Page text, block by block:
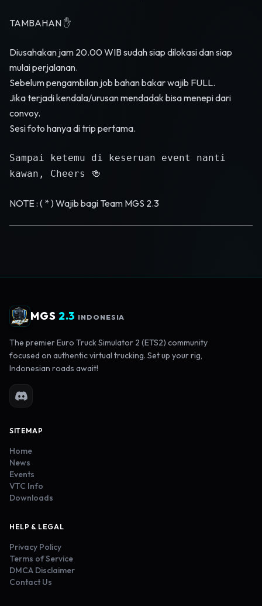
TAMBAHAN ✋
Diusahakan jam 20.00 WIB sudah siap dilokasi dan siap
mulai perjalanan.
Sebelum pengambilan job bahan bakar wajib FULL.
Jika terjadi kendala/urusan mendadak bisa menepi dari
convoy.
Sesi foto hanya di trip pertama.
Sampai ketemu di keseruan event nanti
kawan, Cheers 🍻
NOTE : ( * ) Wajib bagi Team MGS 2.3
MGS 2.3 INDONESIA
The premier Euro Truck Simulator 2 (ETS2) community
focused on authentic virtual trucking. Set up your rig,
Indonesian roads await!
SITEMAP
Home
News
Events
VTC Info
Downloads
HELP & LEGAL
Privacy Policy
Terms of Service
DMCA Disclaimer
Contact Us